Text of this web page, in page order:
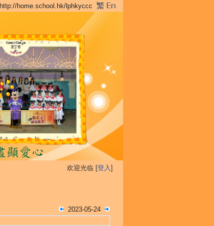
http://home.school.hk/lphkyccc
欢迎光临 [登入]
2023-05-24